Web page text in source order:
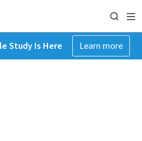
Study Is Here Learn more